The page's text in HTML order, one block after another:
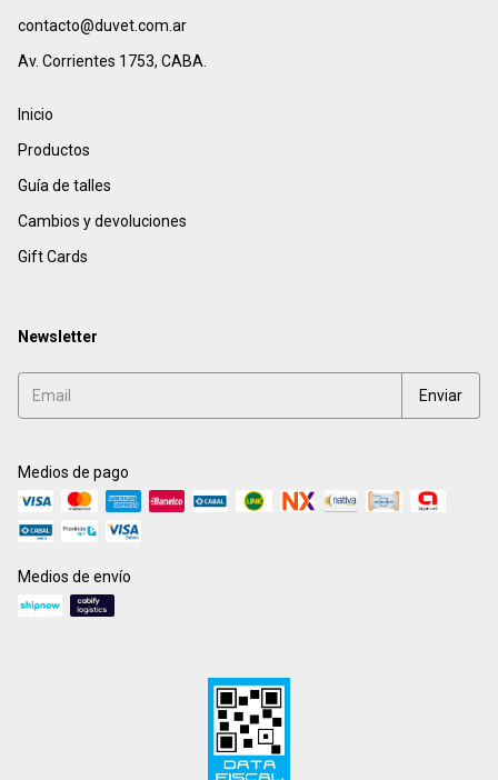
contacto@duvet.com.ar
Av. Corrientes 1753, CABA.
Inicio
Productos
Guía de talles
Cambios y devoluciones
Gift Cards
Newsletter
Medios de pago
Medios de envío